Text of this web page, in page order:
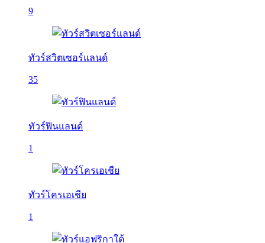
9
ทัวร์สวิตเซอร์แลนด์
35
ทัวร์ฟินแลนด์
1
ทัวร์โครเอเชีย
1